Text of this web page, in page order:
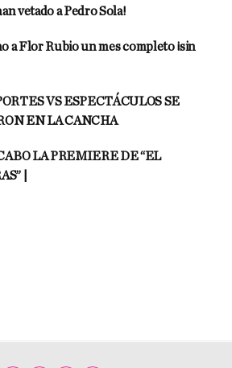
vetado a Pedro Sola!
a Flor Rubio un mes completo ¡sin
VS ESPECTÁCULOS SE
EN LA CANCHA
LA PREMIERE DE “EL
|